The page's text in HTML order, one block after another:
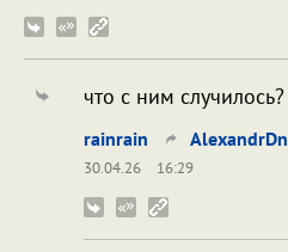
что с ним случилось?
rainrain AlexandrDn
30.04.26
16:29